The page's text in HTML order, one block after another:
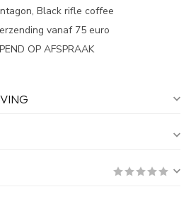
Black rifle coffee
vanaf 75 euro
OP AFSPRAAK